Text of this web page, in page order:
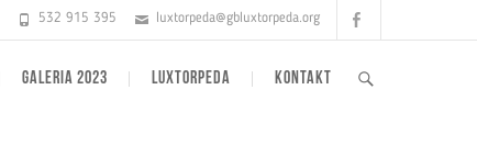
532 915 395 luxtorpeda@gbluxtorpeda.org
GALERIA 2023 LUXTORPEDA KONTAKT